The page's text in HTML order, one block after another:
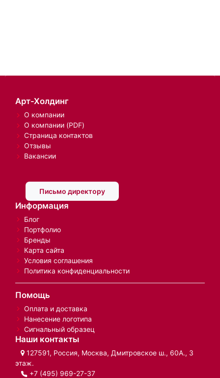
Арт-Холдинг
О компании
О компании (PDF)
Страница контактов
Отзывы
Вакансии
Письмо директору
Информация
Блог
Портфолио
Бренды
Карта сайта
Условия соглашения
Политика конфиденциальности
Помощь
Оплата и доставка
Нанесение логотипа
Сигнальный образец
Наши контакты
127591, Россия, Москва, Дмитровское ш., 60А., 3
этаж.
+7 (495) 969-27-37